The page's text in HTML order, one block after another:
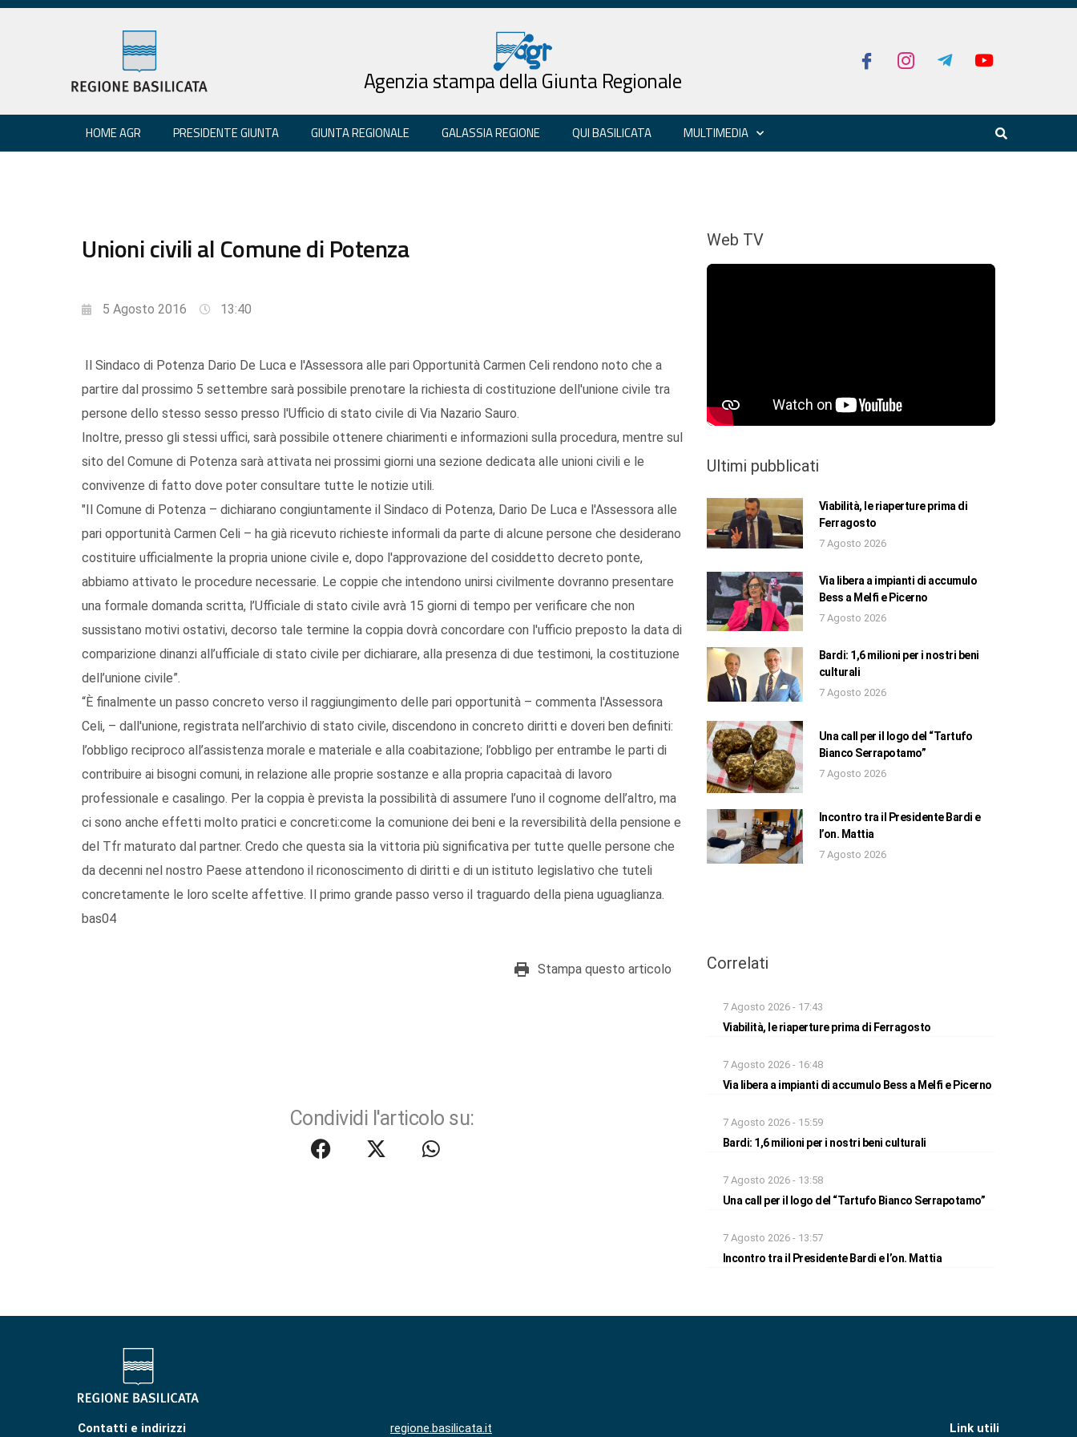
Agenzia stampa della Giunta Regionale
HOME AGR PRESIDENTE GIUNTA GIUNTA REGIONALE GALASSIA REGIONE QUI BASILICATA MULTIMEDIA
Unioni civili al Comune di Potenza
5 Agosto 2016 13:40
Il Sindaco di Potenza Dario De Luca e l'Assessora alle pari Opportunità Carmen Celi rendono noto che a
partire dal prossimo 5 settembre sarà possibile prenotare la richiesta di costituzione dell'unione civile tra
persone dello stesso sesso presso l'Ufficio di stato civile di Via Nazario Sauro.
Inoltre, presso gli stessi uffici, sarà possibile ottenere chiarimenti e informazioni sulla procedura, mentre sul
sito del Comune di Potenza sarà attivata nei prossimi giorni una sezione dedicata alle unioni civili e le
convivenze di fatto dove poter consultare tutte le notizie utili.
"Il Comune di Potenza – dichiarano congiuntamente il Sindaco di Potenza, Dario De Luca e l'Assessora alle
pari opportunità Carmen Celi – ha già ricevuto richieste informali da parte di alcune persone che desiderano
costituire ufficialmente la propria unione civile e, dopo l'approvazione del cosiddetto decreto ponte,
abbiamo attivato le procedure necessarie. Le coppie che intendono unirsi civilmente dovranno presentare
una formale domanda scritta, l’Ufficiale di stato civile avrà 15 giorni di tempo per verificare che non
sussistano motivi ostativi, decorso tale termine la coppia dovrà concordare con l'ufficio preposto la data di
comparizione dinanzi all’ufficiale di stato civile per dichiarare, alla presenza di due testimoni, la costituzione
dell’unione civile”.
“È finalmente un passo concreto verso il raggiungimento delle pari opportunità – commenta l'Assessora
Celi, – dall'unione, registrata nell’archivio di stato civile, discendono in concreto diritti e doveri ben definiti:
l’obbligo reciproco all’assistenza morale e materiale e alla coabitazione; l’obbligo per entrambe le parti di
contribuire ai bisogni comuni, in relazione alle proprie sostanze e alla propria capacitaà di lavoro
professionale e casalingo. Per la coppia è prevista la possibilità di assumere l’uno il cognome dell’altro, ma
ci sono anche effetti molto pratici e concreti:come la comunione dei beni e la reversibilità della pensione e
del Tfr maturato dal partner. Credo che questa sia la vittoria più significativa per tutte quelle persone che
da decenni nel nostro Paese attendono il riconoscimento di diritti e di un istituto legislativo che tuteli
concretamente le loro scelte affettive. Il primo grande passo verso il traguardo della piena uguaglianza.
bas04
Stampa questo articolo
Condividi l'articolo su:
Web TV
Ultimi pubblicati
Viabilità, le riaperture prima di
Ferragosto
7 Agosto 2026
Via libera a impianti di accumulo
Bess a Melfi e Picerno
7 Agosto 2026
Bardi: 1,6 milioni per i nostri beni
culturali
7 Agosto 2026
Una call per il logo del “Tartufo
Bianco Serrapotamo”
7 Agosto 2026
Incontro tra il Presidente Bardi e
l’on. Mattia
7 Agosto 2026
Correlati
7 Agosto 2026 - 17:43
Viabilità, le riaperture prima di Ferragosto
7 Agosto 2026 - 16:48
Via libera a impianti di accumulo Bess a Melfi e Picerno
7 Agosto 2026 - 15:59
Bardi: 1,6 milioni per i nostri beni culturali
7 Agosto 2026 - 13:58
Una call per il logo del “Tartufo Bianco Serrapotamo”
7 Agosto 2026 - 13:57
Incontro tra il Presidente Bardi e l’on. Mattia
Contatti e indirizzi regione.basilicata.it Link utili